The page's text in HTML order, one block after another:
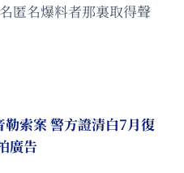
匿名爆料者那裏取得聲
索案 警方證清白7月復
廣告